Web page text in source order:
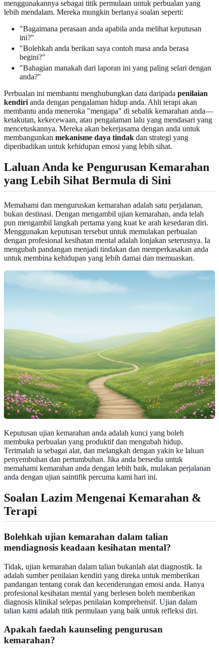
menggunakannya sebagai titik permulaan untuk perbualan yang
lebih mendalam. Mereka mungkin bertanya soalan seperti:
"Bagaimana perasaan anda apabila anda melihat keputusan
ini?"
"Bolehkah anda berikan saya contoh masa anda berasa
begini?"
"Bahagian manakah dari laporan ini yang paling selari dengan
anda?"
Perbualan ini membantu menghubungkan data daripada penilaian
kendirianda dengan pengalaman hidup anda. Ahli terapi akan
membantu anda meneroka "mengapa" di sebalik kemarahan anda—
ketakutan, kekecewaan, atau pengalaman lalu yang mendasari yang
mencetuskannya. Mereka akan bekerjasama dengan anda untuk
membangunkan mekanisme daya tindak dan strategi yang
diperibadikan untuk kehidupan emosi yang lebih sihat.
Laluan Anda ke Pengurusan Kemarahan
yang Lebih Sihat Bermula di Sini
Memahami dan menguruskan kemarahan adalah satu perjalanan,
bukan destinasi. Dengan mengambil ujian kemarahan, anda telah
pun mengambil langkah pertama yang kuat ke arah kesedaran diri.
Menggunakan keputusan tersebut untuk memulakan perbualan
dengan profesional kesihatan mental adalah lonjakan seterusnya. Ia
mengubah pandangan menjadi tindakan dan memperkasakan anda
untuk membina kehidupan yang lebih damai dan memuaskan.
Keputusan ujian kemarahan anda adalah kunci yang boleh
membuka perbualan yang produktif dan mengubah hidup.
Terimalah ia sebagai alat, dan melangkah dengan yakin ke laluan
penyembuhan dan pertumbuhan. Jika anda bersedia untuk
memahami kemarahan anda dengan lebih baik, mulakan perjalanan
anda dengan ujian saintifik percuma kami hari ini.
Soalan Lazim Mengenai Kemarahan &
Terapi
Bolehkah ujian kemarahan dalam talian
mendiagnosis keadaan kesihatan mental?
Tidak, ujian kemarahan dalam talian bukanlah alat diagnostik. Ia
adalah sumber penilaian kendiri yang direka untuk memberikan
pandangan tentang corak dan kecenderungan emosi anda. Hanya
profesional kesihatan mental yang berlesen boleh memberikan
diagnosis klinikal selepas penilaian komprehensif. Ujian dalam
talian kami adalah titik permulaan yang baik untuk refleksi diri.
Apakah faedah kaunseling pengurusan
kemarahan?